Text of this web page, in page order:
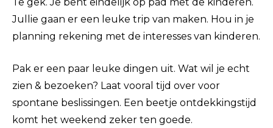
Jullie gaan er een leuke trip van maken. Hou in je
planning rekening met de interesses van kinderen.
Pak er een paar leuke dingen uit. Wat wil je echt
zien & bezoeken? Laat vooral tijd over voor
spontane beslissingen. Een beetje ontdekkingstijd
komt het weekend zeker ten goede.